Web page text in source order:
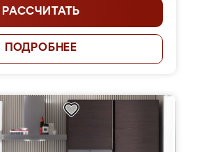
РАССЧИТАТЬ
ПОДРОБНЕЕ